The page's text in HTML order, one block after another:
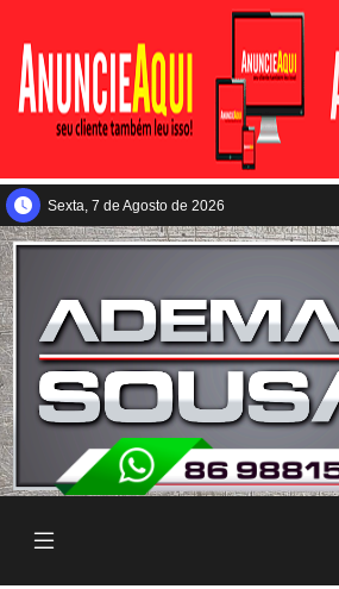
Pular para o conteúdo
Sexta, 7 de Agosto de 2026